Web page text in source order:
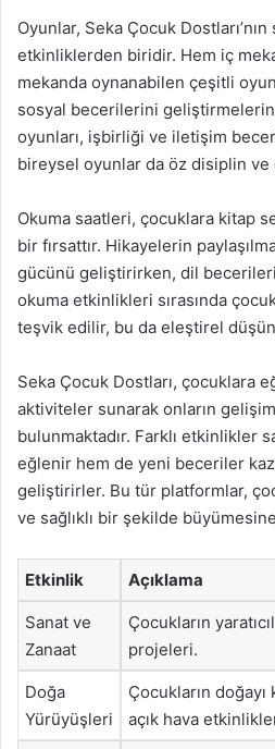
Oyunlar, Seka Çocuk
etkinliklerden biridir. Hem iç
mekanda oynanabilen çeşitli
sosyal becerilerini
oyunları, işbirliği ve iletişim
bireysel oyunlar da öz disiplin ve
Okuma saatleri, çocuklara kitap
bir fırsattır. Hikayelerin
gücünü geliştirirken, dil
okuma etkinlikleri sırasında
teşvik edilir, bu da eleştirel
Seka Çocuk Dostları, çocuklara
aktiviteler sunarak onların
bulunmaktadır. Farklı etkinlikler
eğlenir hem de yeni beceriler
geliştirirler. Bu tür platformlar,
ve sağlıklı bir şekilde
Etkinlik Açıklama
Sanat ve
Zanaat
Çocukların
projeleri.
Doğa
Yürüyüşleri
Çocukların
açık hava